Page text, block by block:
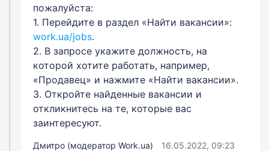
пожалуйста:
1. Перейдите в раздел «‎Найти вакансии»:
work.ua/jobs.
2. В запросе укажите должность, на
которой хотите работать, например,
«Продавец» и нажмите «‎Найти вакансии».
3. Откройте найденные вакансии и
откликнитесь на те, которые вас
заинтересуют.
Дмитро (модератор Work.ua) 16.05.2022, 09:23